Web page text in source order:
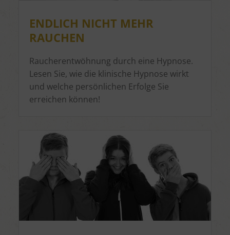
ENDLICH NICHT MEHR
RAUCHEN
Raucherentwöhnung durch eine Hypnose.
Lesen Sie, wie die klinische Hypnose wirkt
und welche persönlichen Erfolge Sie
erreichen können!